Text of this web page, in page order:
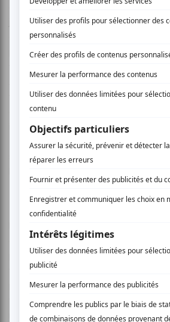
à la lumière, mais aussi aux rêves et à
je veux conserver, c’est cette vision
et cette facilité d’émerveillement qui
pousser plus loin avec autant de
visible à travers mon propre instinct
Alfred Pellan: "… il faut suivre son
façon de faire une œuvre originale."
est candide, confiant et simple. Il
innocente franchise de mes pensées
Mes sujets s’inspirent de ma famille,
souvenirs de voyage. Le portrait me
Ma technique artistique est
de designer et l’usage inhérent de
processus de création. L’usage de
transformation de celles-ci projetées
permettent de me concentrer sur la
tableau et de l’émotion que je
mon esprit ne voit que des taches de